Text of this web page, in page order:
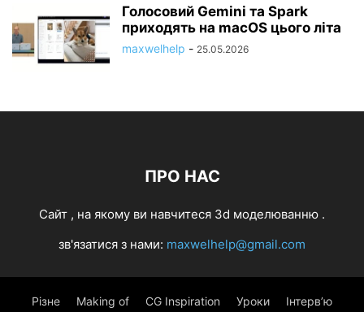
Голосовий Gemini та Spark
приходять на macOS цього літа
maxwelhelp - 25.05.2026
ПРО НАС
Cайт , на якому ви навчитеся 3d моделюванню .
зв'язатися з нами: maxwelhelp@gmail.com
Різне Making of CG Inspiration Уроки Інтерв’ю